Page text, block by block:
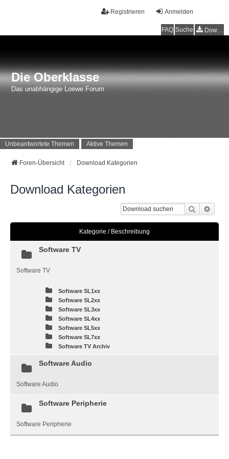
Anmelden
Registrieren
FAQ Suche Downloads
Die Oberklasse
Das unabhängige Loewe Forum
Unbeantwortete Themen Aktive Themen
Foren-Übersicht Download Kategorien
Download Kategorien
Suche
Kategorie / Beschreibung
Software TV
Software TV
Software SL1xx
Software SL2xx
Software SL3xx
Software SL4xx
Software SL5xx
Software SL7xx
Software TV Archiv
Software Audio
Software Audio
Software Peripherie
Software Peripherie